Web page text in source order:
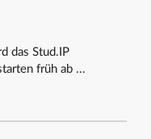
das Stud.IP
früh ab ...